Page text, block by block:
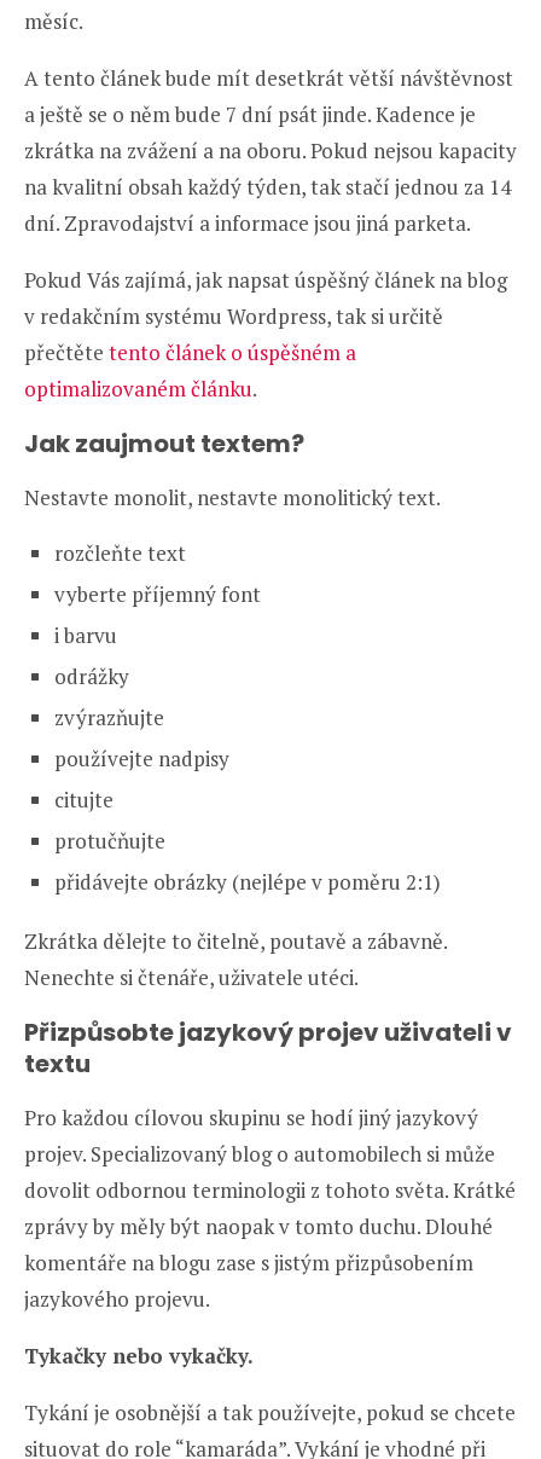
měsíc.
A tento článek bude mít desetkrát větší návštěvnost
a ještě se o něm bude 7 dní psát jinde. Kadence je
zkrátka na zvážení a na oboru. Pokud nejsou kapacity
na kvalitní obsah každý týden, tak stačí jednou za 14
dní. Zpravodajství a informace jsou jiná parketa.
Pokud Vás zajímá, jak napsat úspěšný článek na blog
v redakčním systému Wordpress, tak si určitě
přečtěte tento článek o úspěšném a
optimalizovaném článku.
Jak zaujmout textem?
Nestavte monolit, nestavte monolitický text.
rozčleňte text
vyberte příjemný font
i barvu
odrážky
zvýrazňujte
používejte nadpisy
citujte
protučňujte
přidávejte obrázky (nejlépe v poměru 2:1)
Zkrátka dělejte to čitelně, poutavě a zábavně.
Nenechte si čtenáře, uživatele utéci.
Přizpůsobte jazykový projev uživateli v
textu
Pro každou cílovou skupinu se hodí jiný jazykový
projev. Specializovaný blog o automobilech si může
dovolit odbornou terminologii z tohoto světa. Krátké
zprávy by měly být naopak v tomto duchu. Dlouhé
komentáře na blogu zase s jistým přizpůsobením
jazykového projevu.
Tykačky nebo vykačky.
Tykání je osobnější a tak používejte, pokud se chcete
situovat do role “kamaráda”. Vykání je vhodné při